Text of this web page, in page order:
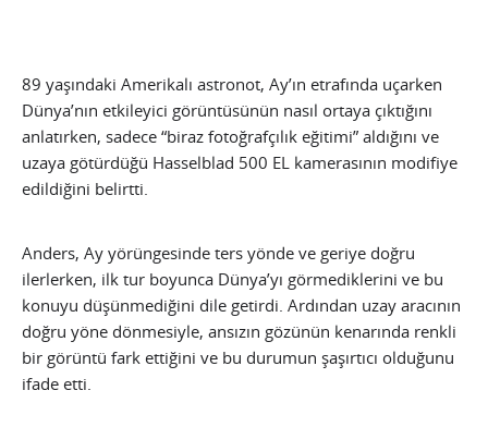
89 yaşındaki Amerikalı astronot, Ay’ın etrafında uçarken
Dünya’nın etkileyici görüntüsünün nasıl ortaya çıktığını
anlatırken, sadece “biraz fotoğrafçılık eğitimi” aldığını ve
uzaya götürdüğü Hasselblad 500 EL kamerasının modifiye
edildiğini belirtti.
Anders, Ay yörüngesinde ters yönde ve geriye doğru
ilerlerken, ilk tur boyunca Dünya’yı görmediklerini ve bu
konuyu düşünmediğini dile getirdi. Ardından uzay aracının
doğru yöne dönmesiyle, ansızın gözünün kenarında renkli
bir görüntü fark ettiğini ve bu durumun şaşırtıcı olduğunu
ifade etti.